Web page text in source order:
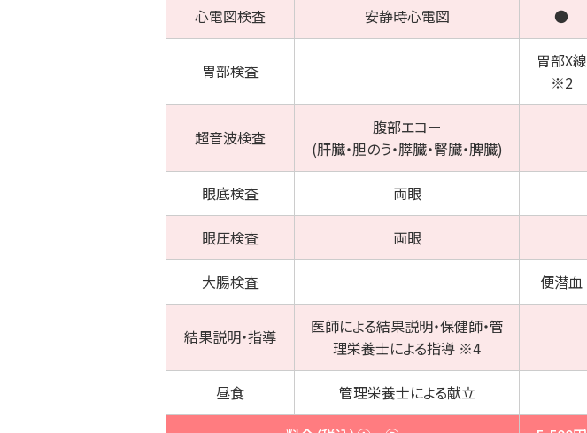
心電図検査 安静時心電図 ●
胃部検査
胃部X線
※2
超音波検査
腹部エコー
(肝臓・胆のう・膵臓・腎臓・脾臓)
眼底検査 両眼
眼圧検査 両眼
大腸検査 便潜血
結果説明・指導
医師による結果説明・保健師・管
理栄養士による指導 ※4
昼食 管理栄養士による献立